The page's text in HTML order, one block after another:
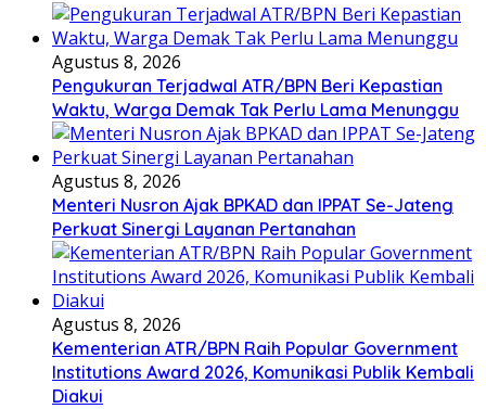
Agustus 8, 2026
Pengukuran Terjadwal ATR/BPN Beri Kepastian
Waktu, Warga Demak Tak Perlu Lama Menunggu
Agustus 8, 2026
Menteri Nusron Ajak BPKAD dan IPPAT Se-Jateng
Perkuat Sinergi Layanan Pertanahan
Agustus 8, 2026
Kementerian ATR/BPN Raih Popular Government
Institutions Award 2026, Komunikasi Publik Kembali
Diakui